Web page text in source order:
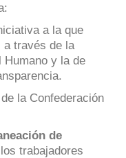
a la que
a través de la
Humano y la de
la Confederación
de
trabajadores